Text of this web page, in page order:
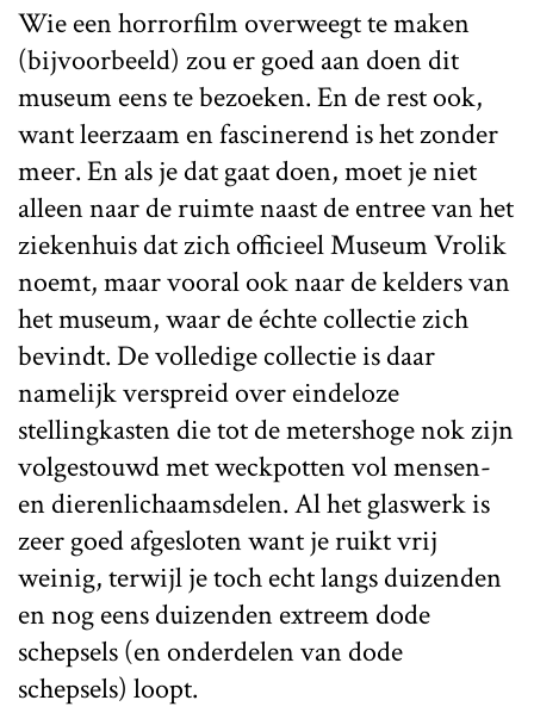
Wie een horrorfilm overweegt te maken
(bijvoorbeeld) zou er goed aan doen dit
museum eens te bezoeken. En de rest ook,
want leerzaam en fascinerend is het zonder
meer. En als je dat gaat doen, moet je niet
alleen naar de ruimte naast de entree van het
ziekenhuis dat zich officieel Museum Vrolik
noemt, maar vooral ook naar de kelders van
het museum, waar de échte collectie zich
bevindt. De volledige collectie is daar
namelijk verspreid over eindeloze
stellingkasten die tot de metershoge nok zijn
volgestouwd met weckpotten vol mensen-
en dierenlichaamsdelen. Al het glaswerk is
zeer goed afgesloten want je ruikt vrij
weinig, terwijl je toch echt langs duizenden
en nog eens duizenden extreem dode
schepsels (en onderdelen van dode
schepsels) loopt.